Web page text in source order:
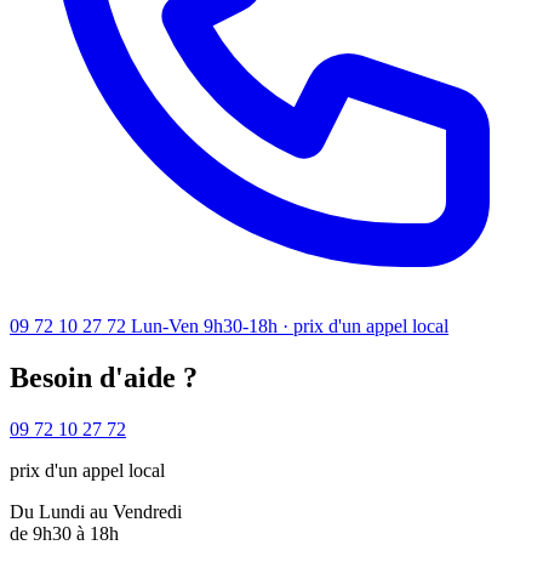
09 72 10 27 72 Lun-Ven 9h30-18h · prix d'un appel local
Besoin d'aide ?
09 72 10 27 72
prix d'un appel local
Du Lundi au Vendredi
de 9h30 à 18h